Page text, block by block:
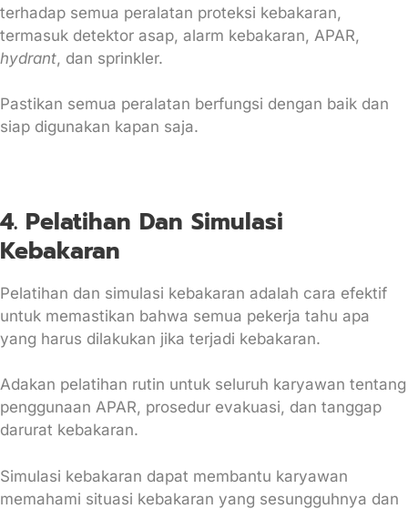
terhadap semua peralatan proteksi kebakaran,
termasuk detektor asap, alarm kebakaran, APAR,
hydrant, dan sprinkler.
Pastikan semua peralatan berfungsi dengan baik dan
siap digunakan kapan saja.
4. Pelatihan Dan Simulasi
Kebakaran
Pelatihan dan simulasi kebakaran adalah cara efektif
untuk memastikan bahwa semua pekerja tahu apa
yang harus dilakukan jika terjadi kebakaran.
Adakan pelatihan rutin untuk seluruh karyawan tentang
penggunaan APAR, prosedur evakuasi, dan tanggap
darurat kebakaran.
Simulasi kebakaran dapat membantu karyawan
memahami situasi kebakaran yang sesungguhnya dan